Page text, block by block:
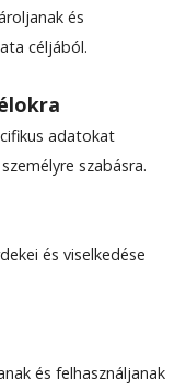
és
céljából.
adatokat
szabásra.
és viselkedése
és felhasználjanak